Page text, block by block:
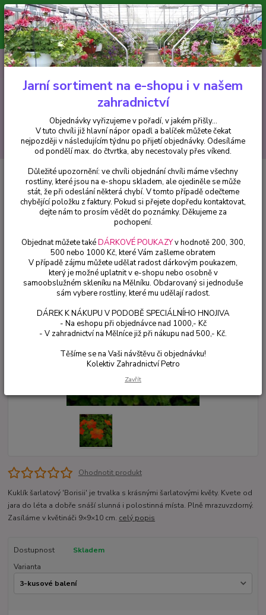
Minimální hodnota pro odeslání z e-shopu je 300 Kč.
V tuto chvíli již hlavní nápor objednávek opadl a balíček můžete čekat
nejpozději v následujícím týdnu po přijetí objednávky. Objednávky
vyřizujeme v pořadí, v jakém přišly...
CZK
Hledat
+420 602 223 614 0ks
za0 Kč
Trvalky
Geum cocciheum Borisil-Kuklík šarlatový - cena za kus v
3-kusovém balení
Geum cocciheum Borisil-Kuklík
šarlatový - cena za kus v 3-
kusovém balení
Ohodnotit produkt
Kuklík šarlatový 'Borisii' je trvalka s krásnými šarlatovými květy. Kvete od
jara do léta a dobře snáší slunná i polostinná místa. Plně mrazuvzdorný.
Zasíláme v květináči 9×9×10 cm. celý popis
Dostupnost
Skladem
Varianta
Jarní sortiment na e-shopu i v našem
zahradnictví
Objednávky vyřizujeme v pořadí, v jakém přišly...
V tuto chvíli již hlavní nápor opadl a balíček můžete čekat
nejpozději v následujícím týdnu po přijetí objednávky. Odesíláme
od pondělí max. do čtvrtka, aby necestovaly přes víkend.
Důležité upozornění: ve chvíli objednání chvíli máme všechny
rostliny, které jsou na e-shopu skladem, ale ojediněle se může
stát, že při odeslání některá chybí. V tomto případě odečteme
chybějící položku z faktury. Pokud si přejete dopředu kontaktovat,
dejte nám to prosím vědět do poznámky. Děkujeme za
pochopení.
Objednat můžete takéDÁRKOVÉ POUKAZYv hodnotě 200, 300,
500 nebo 1000 Kč, které Vám zašleme obratem
V případě zájmu můžete udělat radost dárkovým poukazem,
který je možné uplatnit v e-shopu nebo osobně v
samoobslužném skleníku na Mělníku. Obdarovaný si jednoduše
sám vybere rostliny, které mu udělají radost.
DÁREK K NÁKUPU V PODOBĚ SPECIÁLNÍHO HNOJIVA
- Na eshopu při objednávce nad 1000,- Kč
- V zahradnictví na Mělníce již při nákupu nad 500,- Kč.
Těšíme se na Vaši návštěvu či objednávku!
Kolektiv Zahradnictví Petro
Zavřít